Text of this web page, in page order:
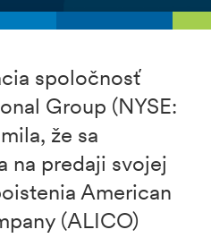
spoločnosť
Group (NYSE:
že sa
na predaji svojej
American
(ALICO)